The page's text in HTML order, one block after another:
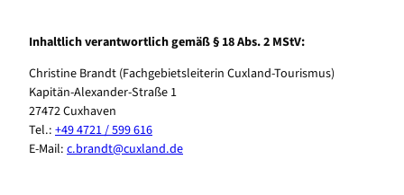
Inhaltlich verantwortlich gemäß § 18 Abs. 2 MStV:
Christine Brandt (Fachgebietsleiterin Cuxland-Tourismus)
Kapitän-Alexander-Straße 1
27472 Cuxhaven
Tel.: +49 4721 / 599 616
E-Mail: c.brandt@cuxland.de